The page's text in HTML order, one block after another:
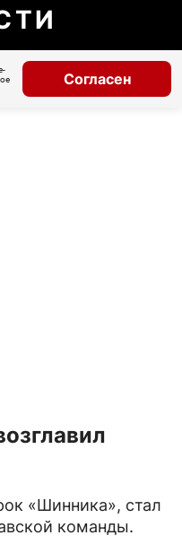
Согласен
«Шинника», стал
команды.